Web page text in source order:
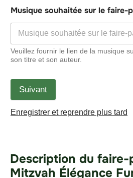
Musique souhaitée sur le
Veuillez fournir le lien de la musique
son titre et son auteur.
Suivant
Enregistrer et reprendre plus tard
Description du faire-
Mitzvah Élégance